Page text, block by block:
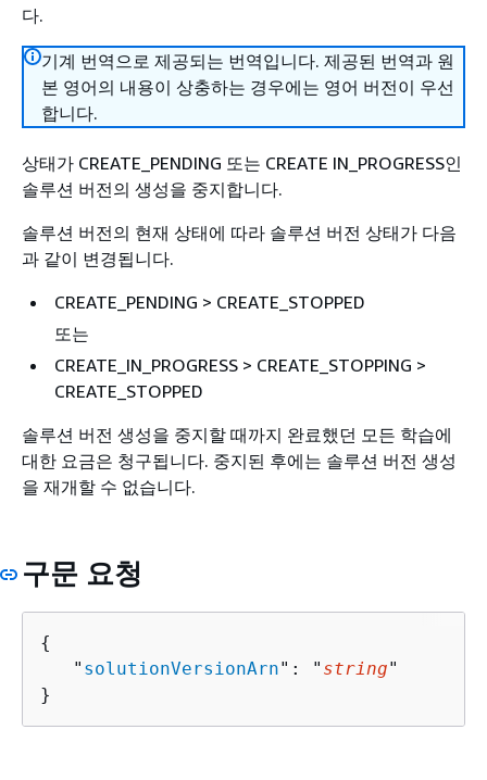
다.
기계 번역으로 제공되는 번역입니다. 제공된 번역과 원
본 영어의 내용이 상충하는 경우에는 영어 버전이 우선
합니다.
상태가 CREATE_PENDING 또는 CREATE IN_PROGRESS인
솔루션 버전의 생성을 중지합니다.
솔루션 버전의 현재 상태에 따라 솔루션 버전 상태가 다음
과 같이 변경됩니다.
CREATE_PENDING > CREATE_STOPPED
또는
CREATE_IN_PROGRESS > CREATE_STOPPING >
CREATE_STOPPED
솔루션 버전 생성을 중지할 때까지 완료했던 모든 학습에
대한 요금은 청구됩니다. 중지된 후에는 솔루션 버전 생성
을 재개할 수 없습니다.
구문 요청
{
   "
solutionVersionArn": " string"
}